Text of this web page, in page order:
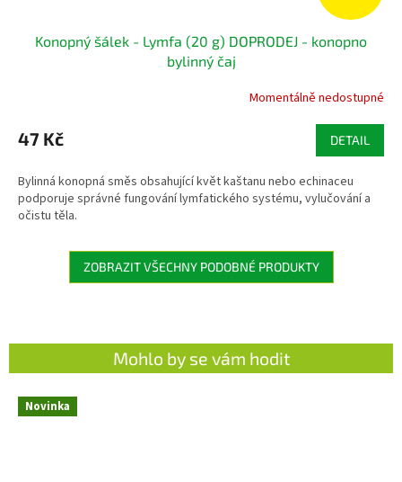
Mohlo by se vám hodit
Novinka
Konopný šálek - Lymfa (20 g) DOPRODEJ - konopno
bylinný čaj
Momentálně nedostupné
47 Kč DETAIL
Bylinná konopná směs obsahující květ kaštanu nebo echinaceu
podporuje správné fungování lymfatického systému, vylučování a
očistu těla.
ZOBRAZIT VŠECHNY PODOBNÉ PRODUKTY